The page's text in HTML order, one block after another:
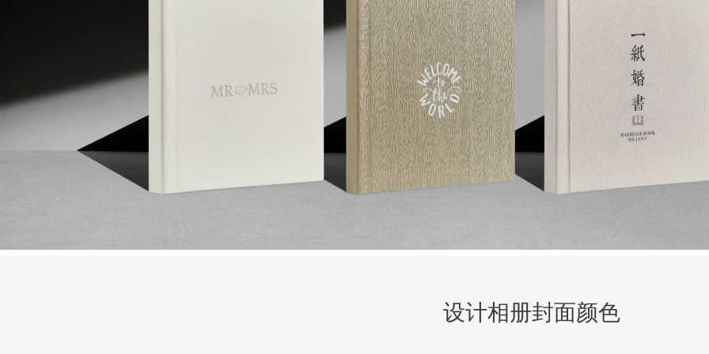
设计相册封面颜色